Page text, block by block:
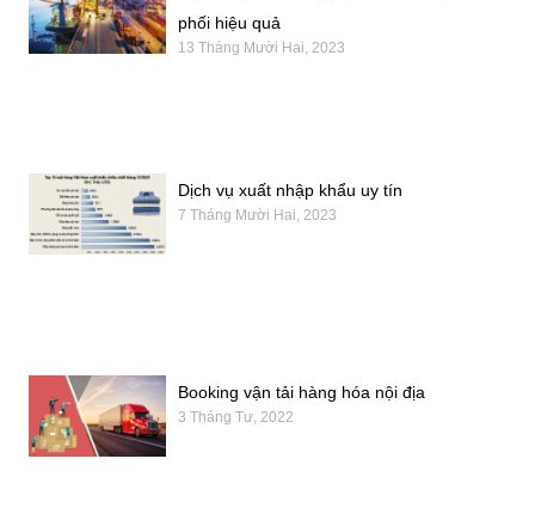
phối hiệu quả
13 Tháng Mười Hai, 2023
Dịch vụ xuất nhập khẩu uy tín
7 Tháng Mười Hai, 2023
Booking vận tải hàng hóa nội địa
3 Tháng Tư, 2022